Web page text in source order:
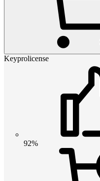
Keyprolicense
92%